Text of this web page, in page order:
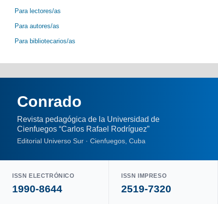
Para lectores/as
Para autores/as
Para bibliotecarios/as
Conrado
Revista pedagógica de la Universidad de
Cienfuegos “Carlos Rafael Rodríguez”
Editorial Universo Sur · Cienfuegos, Cuba
ISSN ELECTRÓNICO
1990-8644
ISSN IMPRESO
2519-7320